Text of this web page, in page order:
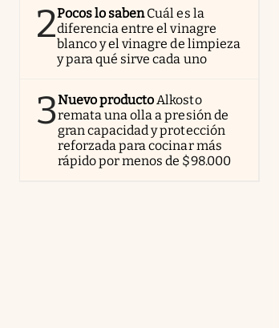
2Pocos lo sabenCuál es la
diferencia entre el vinagre
blanco y el vinagre de limpieza
y para qué sirve cada uno
3Nuevo productoAlkosto
remata una olla a presión de
gran capacidad y protección
reforzada para cocinar más
rápido por menos de $98.000